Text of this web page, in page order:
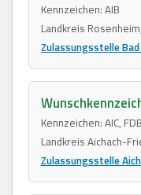
Kennzeichen: AIB
Landkreis
Zulassungsstelle
Kennzeichen: AIC, FDB
Landkreis Aichach-
Zulassungsstelle